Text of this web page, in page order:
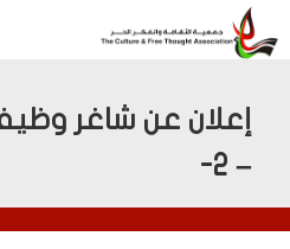
إعلان عن شاغر
– 2-